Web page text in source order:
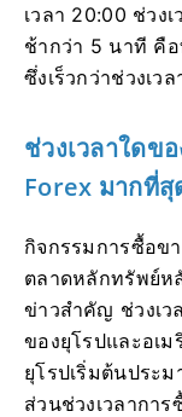
เวลา 20:00 ช่วง
ช้ากว่า 5 นาที คือ
ซึ่งเร็วกว่าช่วงเว
ช่วงเวลาใดข
Forex มากที่สุ
กิจกรรมการซื้อข
ตลาดหลักทรัพย์ห
ข่าวสำคัญ ช่วงเว
ของยุโรปและอเม
ยุโรปเริ่มต้นประ
ส่วนช่วงเวลาการ